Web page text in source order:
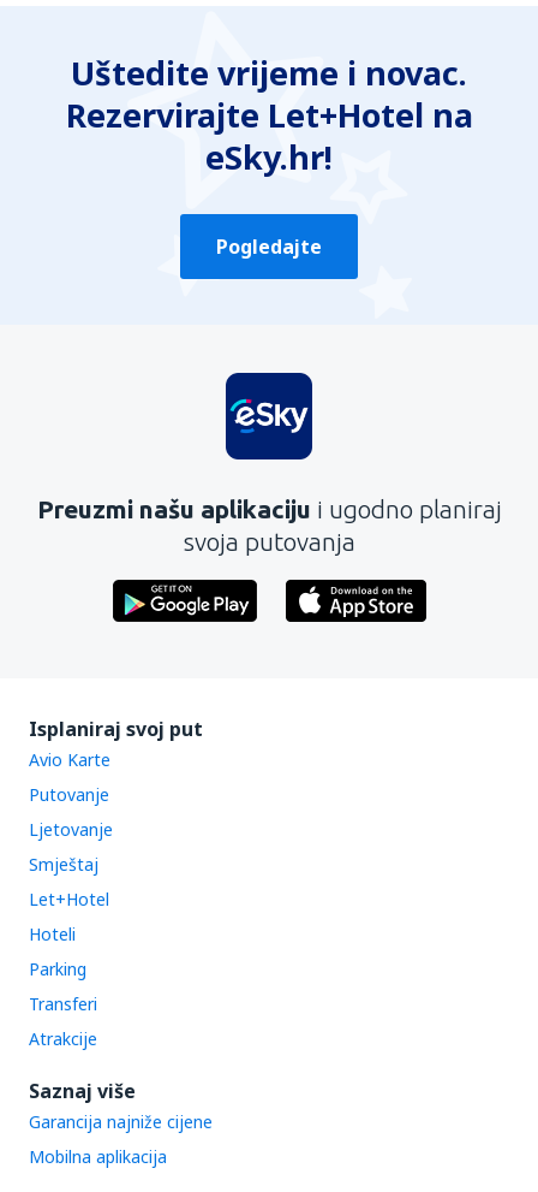
Uštedite vrijeme i novac.
Rezervirajte Let+Hotel na
eSky.hr!
Pogledajte
Preuzmi našu aplikaciju i ugodno planiraj
svoja putovanja
Isplaniraj svoj put
Avio Karte
Putovanje
Ljetovanje
Smještaj
Let+Hotel
Hoteli
Parking
Transferi
Atrakcije
Saznaj više
Garancija najniže cijene
Mobilna aplikacija